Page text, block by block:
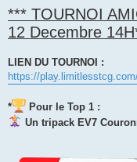
*** TOURNOI
12 Decembre
LIEN DU TOURNOI :
https://
*
Pour le Top 1 :
Un tripack EV7